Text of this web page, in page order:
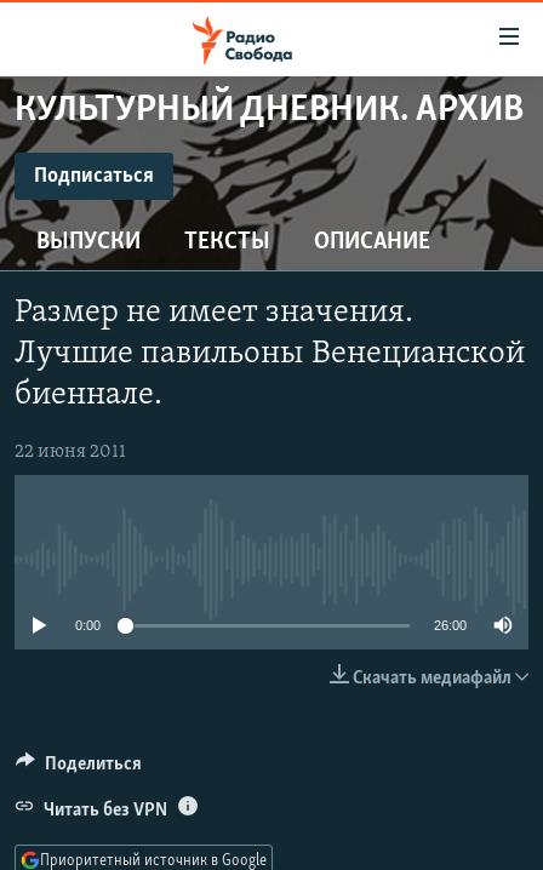
упрощенного
доступа
Вернуться
к
основному
содержанию
Вернутся
главной
навигации
поиску
ПРОГРАММЫ
ПОДКАСТЫ
АВТОРСКИЕ ПРОЕКТЫ
ЦИТАТЫ СВОБОДЫ
МНЕНИЯ
КУЛЬТУРА
IDEL.РЕАЛИИ
СЕВЕР.РЕАЛИИ
КУЛЬТУРНЫЙ ДНЕВНИК. АРХИВ
Подписаться
ПОДПИСАТЬСЯ
Подписаться
ВЫПУСКИ ТЕКСТЫ ОПИСАНИЕ
Размер не имеет значения.
Лучшие павильоны Венецианской
биеннале.
22 июня 2011
0:00 26:00
Скачать медиафайл
Поделиться
Читать без VPN
Приоритетный источник в Google